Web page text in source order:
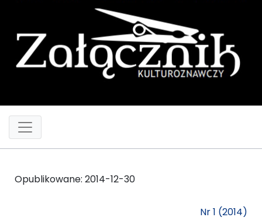
Opublikowane: 2014-12-30
Nr 1 (2014)